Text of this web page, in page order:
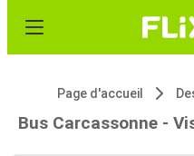
Page d'accueil
Bus Carcassonne -